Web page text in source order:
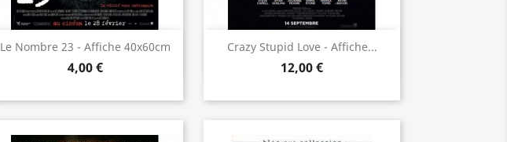
Le Nombre 23 - Affiche 40x60cm
4,00 €
Aperçu rapide Crazy Stupid Love - Affiche...
12,00 €
Aperçu rapide